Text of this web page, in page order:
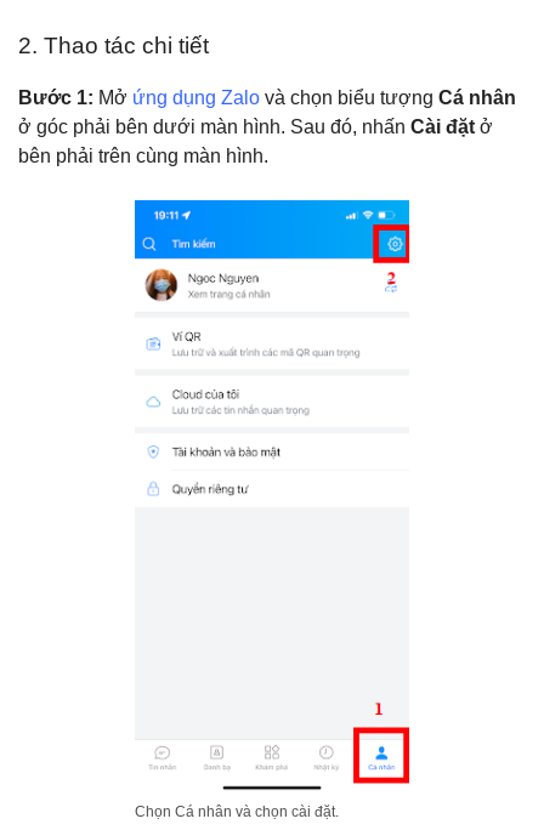
2. Thao tác chi tiết
Bước 1: Mở ứng dụng Zalo và chọn biểu tượng Cá nhân
ở góc phải bên dưới màn hình. Sau đó, nhấn Cài đặt ở
bên phải trên cùng màn hình.
Chọn Cá nhân và chọn cài đặt.